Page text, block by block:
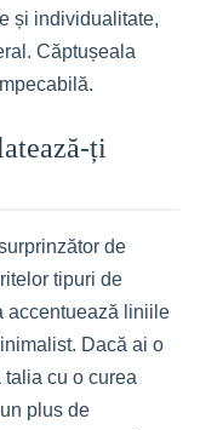
și individualitate,
Căptușeala
ți
de
tipuri de
accentuează liniile
Dacă ai o
cu o curea
plus de